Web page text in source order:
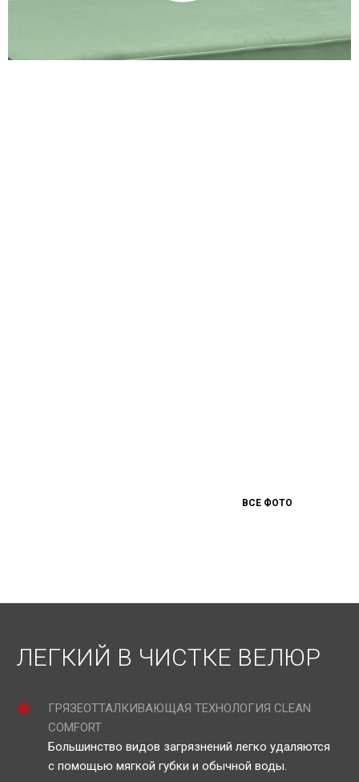
ВСЕ ФОТО
ЛЕГКИЙ В ЧИСТКЕ ВЕЛЮР
ГРЯЗЕОТТАЛКИВАЮЩАЯ ТЕХНОЛОГИЯ CLEAN
COMFORT
Большинство видов загрязнений легко удаляются
с помощью мягкой губки и обычной воды.